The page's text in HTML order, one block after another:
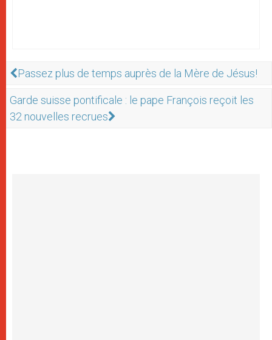
Passez plus de temps auprès de la Mère de Jésus!
Garde suisse pontificale : le pape François reçoit les
32 nouvelles recrues